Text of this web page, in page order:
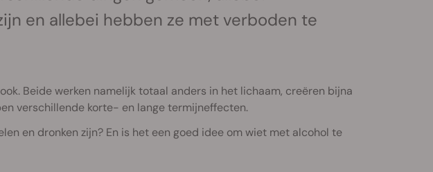
en allebei hebben ze met verboden te
Beide werken namelijk totaal anders in het lichaam, creëren bijna
verschillende korte- en lange termijneffecten.
en dronken zijn? En is het een goed idee om wiet met alcohol te